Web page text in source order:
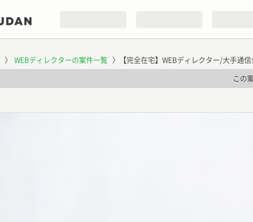
〉 WEBディレクターの案件一覧 〉 【完全在宅】WEBディレクター/大手通
この